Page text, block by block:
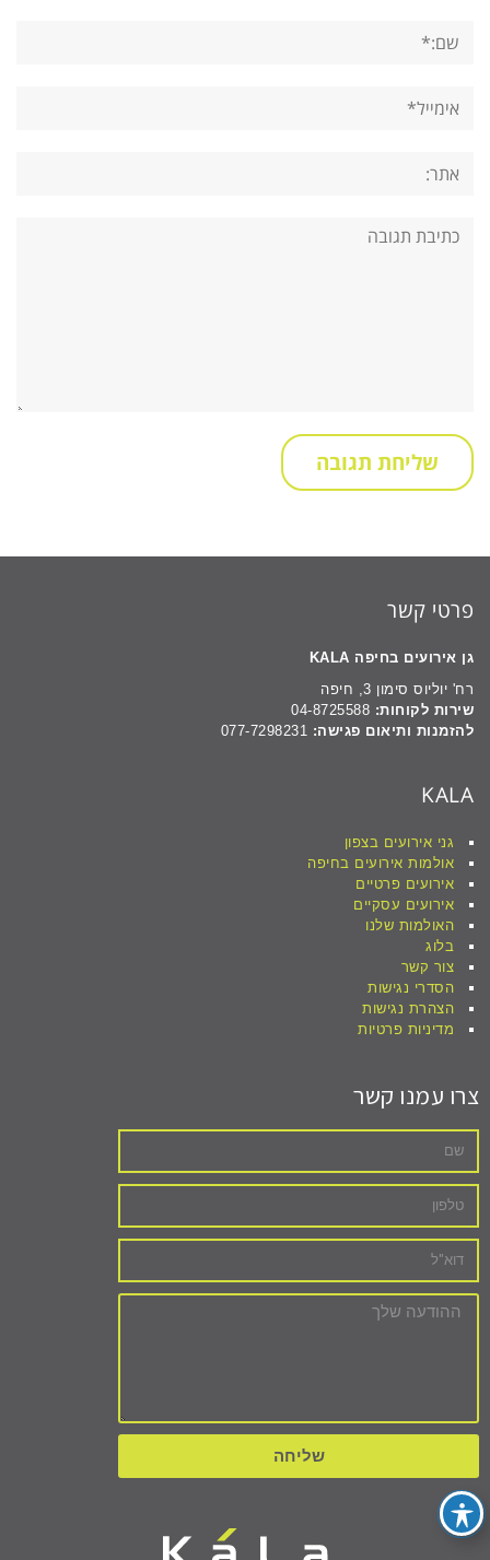
תגובה:
פרטי קשר
גן אירועים בחיפה KALA
רח' יוליוס סימון 3, חיפה
שירות לקוחות:
להזמנות ותיאום פגישה: 077-7298231
KALA
גני אירועים בצפון
אולמות אירועים בחיפה
אירועים פרטיים
אירועים עסקיים
האולמות שלנו
בלוג
צור קשר
הסדרי נגישות
הצהרת נגישות
מדיניות פרטיות
צרו עמנו קשר
שליחה